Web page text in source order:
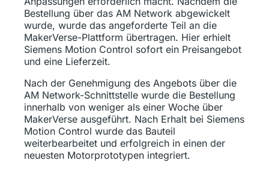
Bestellung über das AM Network abgewickelt
wurde, wurde das angeforderte Teil an die
MakerVerse-Plattform übertragen. Hier erhielt
Siemens Motion Control sofort ein Preisangebot
und eine Lieferzeit.
Nach der Genehmigung des Angebots über die
AM Network-Schnittstelle wurde die Bestellung
innerhalb von weniger als einer Woche über
MakerVerse ausgeführt. Nach Erhalt bei Siemens
Motion Control wurde das Bauteil
weiterbearbeitet und erfolgreich in einen der
neuesten Motorprototypen integriert.